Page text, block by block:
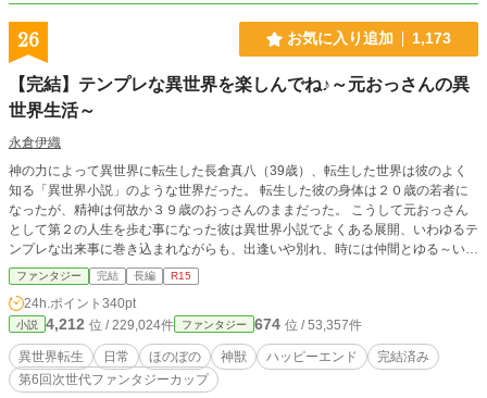
にされた境界術師が奈落から生還し、奪われた声と人生を取
26 お気に入り追加 1,173
【完結】テンプレな異世界を楽しんでね♪～元おっさんの異
世界生活～
永倉伊織
神の力によって異世界に転生した長倉真八（39歳）、転生した世界は彼のよく
知る「異世界小説」のような世界だった。 転生した彼の身体は２０歳の若者に
なったが、精神は何故か３９歳のおっさんのままだった。 こうして元おっさん
として第２の人生を歩む事になった彼は異世界小説でよくある展開、いわゆるテ
ンプレな出来事に巻き込まれながらも、出逢いや別れ、時には仲間とゆる～い冒
険の旅に出たり 授かった能力を使いつつも普通に生きていこうとする、おっさ
んの物語である。 ◇ ◇ ◇ 本作は主人公が異世界で「生活」していく事がメイン
のお話しなので、派手な出来事は起こりません。 序盤は１話あたりの文字数が
少なめですが 全体的には１話２０００文字前後でサクッと読める内容を目指し
てます。
ファンタジー 完結 長編 R15
24h.ポイント 340pt
小説 4,212 位 / 229,024件 ファンタジー 674 位 / 53,357件
異世界転生 日常 ほのぼの 神獣 ハッピーエンド
完結済み
第6回次世代ファンタジーカップ